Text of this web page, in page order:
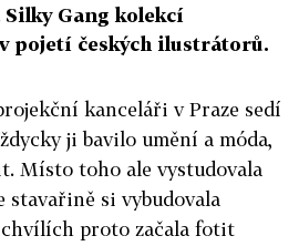
Gang kolekcí
pojetí českých ilustrátorů.
kanceláři v Praze sedí
ji bavilo umění a móda,
Místo toho ale vystudovala
stavařině si vybudovala
proto začala fotit